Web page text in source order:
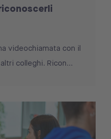
videochiamata con il
colleghi. Ricon...